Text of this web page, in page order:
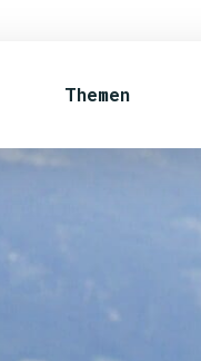
Themen